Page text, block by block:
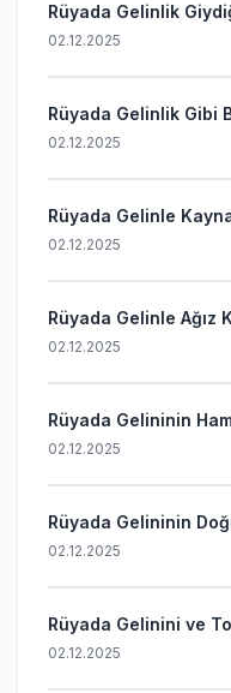
Rüyada Gelinlik
02.12.2025
Rüyada Gelinlik Gibi
02.12.2025
Rüyada Gelinle
02.12.2025
Rüyada Gelinle Ağız
02.12.2025
Rüyada Gelininin
02.12.2025
Rüyada Gelininin
02.12.2025
Rüyada Gelinini ve
02.12.2025